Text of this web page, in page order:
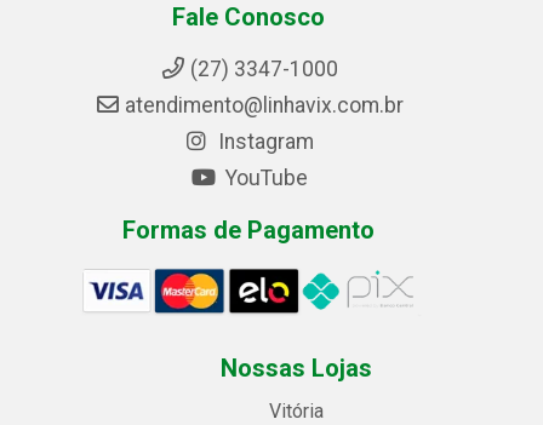
Fale Conosco
(27) 3347-1000
atendimento@linhavix.com.br
Instagram
YouTube
Formas de Pagamento
Nossas Lojas
Vitória